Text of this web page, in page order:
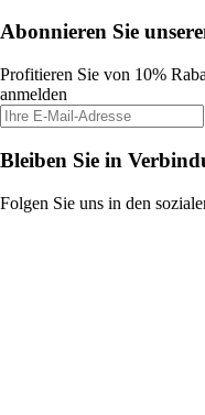
Abonnieren Sie
Profitieren Sie von 10%
anmelden
Bleiben Sie in
Folgen Sie uns in den